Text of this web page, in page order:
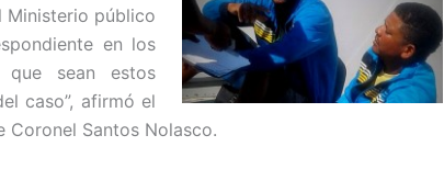
Ministerio público
en los
sean estos
caso”, afirmó el
Coronel Santos Nolasco.